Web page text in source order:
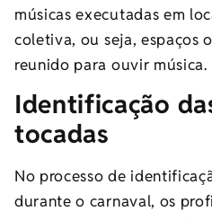
músicas executadas em
coletiva, ou seja, espaços
reunido para ouvir música.
Identificação
tocadas
No processo de
durante o carnaval, os